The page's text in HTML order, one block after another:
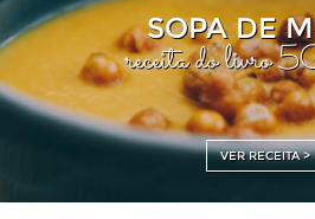
SOPA DE
receita do livro
VER RECEITA >